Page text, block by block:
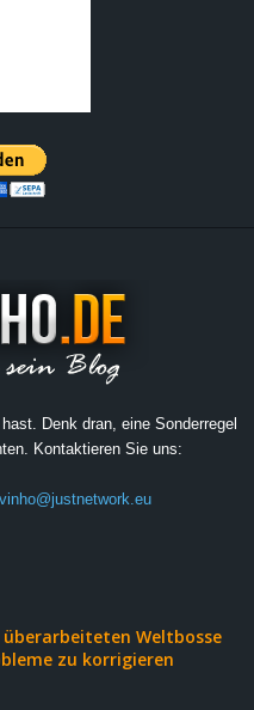
Denk dran, eine Sonderregel
Kontaktieren Sie uns:
überarbeiteten Weltbosse
zu korrigieren